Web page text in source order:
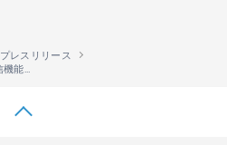
プレスリリース
ACCESS、NTTドコモの赤外線通信機能搭載iモード